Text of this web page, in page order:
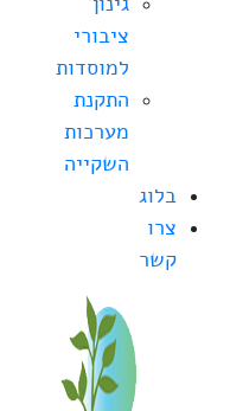
ציבורי
למוסדות
התקנת
מערכות
השקייה
בלוג
צרו
קשר